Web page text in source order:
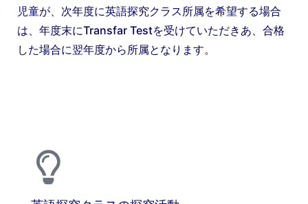
児童が、次年度に英語探究クラス所属を希望する場合
は、年度末にTransfar Testを受けていただきあ、合格
した場合に翌年度から所属となります。